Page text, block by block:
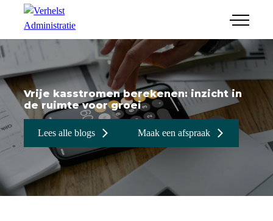
menu
Financiële administratie
Salaris & HR
Jaarrekeningen
Belastingaangifte
Bedrijfsopvolging
Online administratie
Combi jr-adviseur/ICT
Junior-adviseur
ICT-medewerker
Werkwijze
Vrije kasstromen berekenen: inzicht in
de ruimte voor groei
Lees alle blogs Maak een afspraak